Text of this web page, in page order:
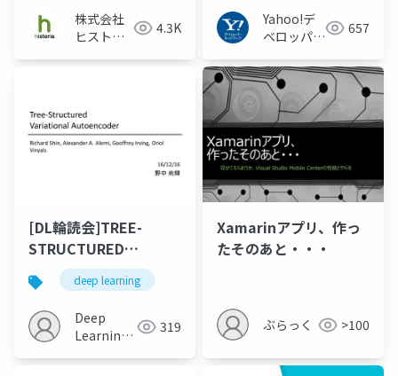
株式会社
ヒストリ
4.3K
Yahoo!デ
ベロッパー
ク
657
[DL輪読会]TREE-
STRUCTURED
VARIATIONAL
AUTOENCODER
deep learning
Deep
Learning
319
Xamarinアプリ、作っ
たそのあと・・・
ぶらっく >100